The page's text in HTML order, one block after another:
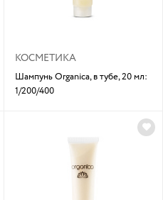
КОСМЕТИКА
Шампунь Organica, в тубе, 20 мл:
1/200/400